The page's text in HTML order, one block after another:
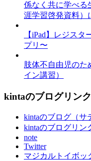
係なく共に学べる
涯学習啓発資料）
【iPad】レジス
プリ〜
肢体不自由児のた
イン講習）
kintaのブログリンク
kintaのブログ（サ
kintaのブログリン
note
Twitter
マジカルトイボッ